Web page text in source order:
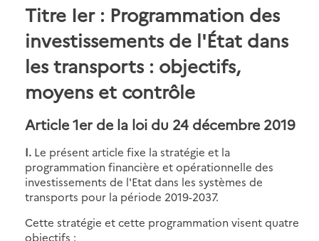
Titre Ier : Programmation des
investissements de l'État dans
les transports : objectifs,
moyens et contrôle
Article 1er de la loi du 24 décembre 2019
I. Le présent article fixe la stratégie et la
programmation financière et opérationnelle des
investissements de l'Etat dans les systèmes de
transports pour la période 2019-2037.
Cette stratégie et cette programmation visent quatre
objectifs :